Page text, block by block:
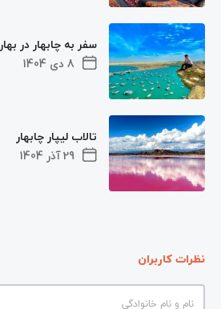
8 دی 1404
سفر به چابهار در بهار
29 آذر 1404
تالاب لیپار چابهار
نظرات کاربران